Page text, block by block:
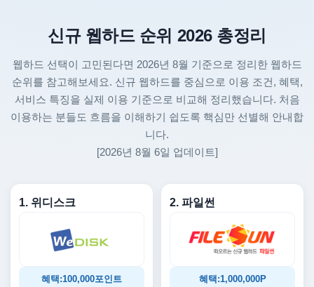
신규 웹하드 순위 2026 총정리
웹하드 선택이 고민된다면 2026년 8월 기준으로 정리한 웹하드
순위를 참고해보세요. 신규 웹하드를 중심으로 이용 조건, 혜택,
서비스 특징을 실제 이용 기준으로 비교해 정리했습니다. 처음
이용하는 분들도 흐름을 이해하기 쉽도록 핵심만 선별해 안내합
니다.
[2026년 8월 6일 업데이트]
1. 위디스크
혜택:100,000포인트
2. 파일썬
혜택:1,000,000P